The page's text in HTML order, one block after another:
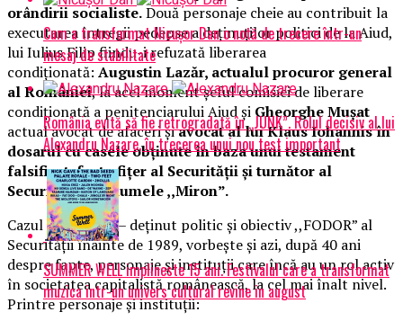
orândirii socialiste.Două personaje cheie au contribuit la
executarea întregii pedepse a deținuților politici de la Aiud,
lui Iulius Filip fiindu-i refuzată liberarea
condiționată: Augustin Lazăr, actualul procuror general
al României, la acel moment șeful comisiei de liberare
condiționată a penitenciarului Aiud și Gheorghe Mușat
actual avocat de afaceri șiavocat al lui Klaus Iohannis în
dosarul cu casele obținute în baza unui testament
falsificat, fost ofițer al Securității și turnător al
Securității sub numele ,,Miron”.
Cazul Iulius Filip – deținut politic și obiectiv ,,FODOR” al
Securității înainte de 1989, vorbește și azi, după 40 ani
despre fapte, personaje și instituții care încă au un rol activ
în societatea capitalistă românească, la cel mai înalt nivel.
Printre personaje și instituții:
Cum a transformat Nicușor Dan o notă de trecere într-un
mesaj de stabilitate
România evită să fie retrogradată în „JUNK”. Rolul decisiv al lui
Alexandru Nazare, în trecerea unui nou test important
SUMMER WELL implineste 15 ani. Festivalul care a transformat
muzica intr-un univers cultural revine in august